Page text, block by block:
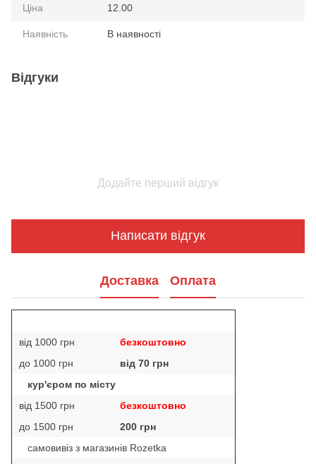
Ціна 12.00
Наявність В наявності
Відгуки
Додайте перший відгук
Написати відгук
Доставка Оплата
від 1000 грн
безкоштовно
до 1000 грн
від 70 грн
кур'єром по місту
від 1500 грн
безкоштовно
до 1500 грн
200 грн
самовивіз з магазинів Rozetka